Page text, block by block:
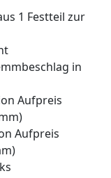
1 Festteil zur
in
Aufpreis
Aufpreis